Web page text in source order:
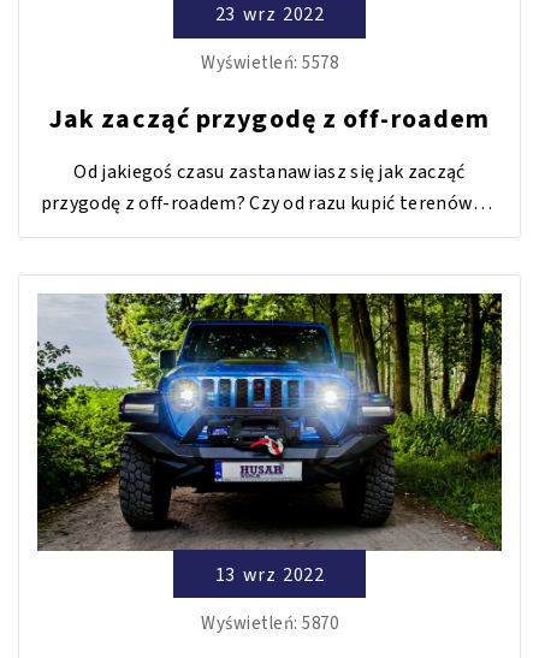
23 wrz 2022
Wyświetleń: 5578
Jak zacząć przygodę z off-roadem
Od jakiegoś czasu zastanawiasz się jak zacząć
przygodę z off-roadem? Czy od razu kupić terenówkę,
czy może się wstrzymać i najpierw spróbować swoich
taka wyprawa? Na pewno masz mnóstwo pytania,
dlatego zapraszamy do przeczytania naszego mini
poradnika.
13 wrz 2022
Wyświetleń: 5870